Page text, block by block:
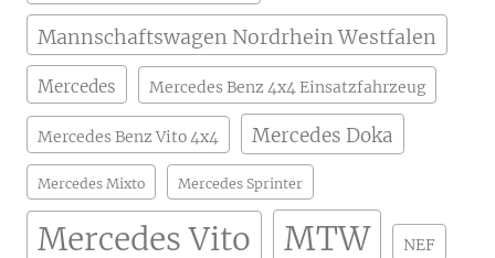
Mannschaftswagen Nordrhein Westfalen
Mercedes Mercedes Benz 4x4 Einsatzfahrzeug
Mercedes Benz Vito 4x4 Mercedes Doka
Mercedes Mixto Mercedes Sprinter
Mercedes Vito MTW NEF